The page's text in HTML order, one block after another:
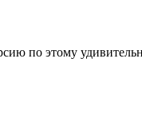
по этому